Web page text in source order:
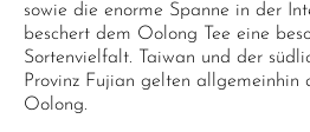
sowie die enorme Spanne in der
beschert dem Oolong Tee eine
Sortenvielfalt. Taiwan und der
Provinz Fujian gelten allgemeinhin
Oolong.